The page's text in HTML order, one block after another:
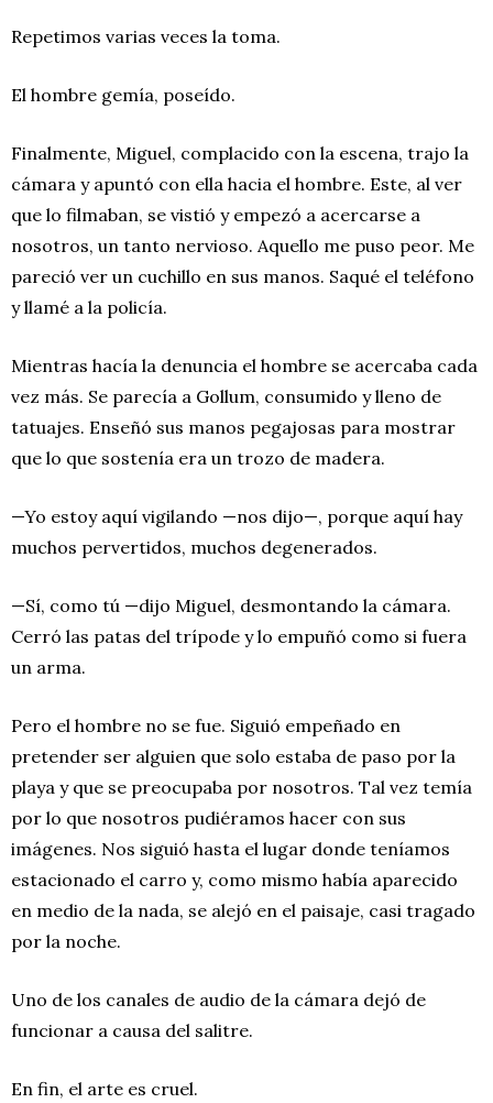
Repetimos varias veces la toma.
El hombre gemía, poseído.
Finalmente, Miguel, complacido con la escena, trajo la
cámara y apuntó con ella hacia el hombre. Este, al ver
que lo filmaban, se vistió y empezó a acercarse a
nosotros, un tanto nervioso. Aquello me puso peor. Me
pareció ver un cuchillo en sus manos. Saqué el teléfono
y llamé a la policía.
Mientras hacía la denuncia el hombre se acercaba cada
vez más. Se parecía a Gollum, consumido y lleno de
tatuajes. Enseñó sus manos pegajosas para mostrar
que lo que sostenía era un trozo de madera.
—Yo estoy aquí vigilando —nos dijo—, porque aquí hay
muchos pervertidos, muchos degenerados.
—Sí, como tú —dijo Miguel, desmontando la cámara.
Cerró las patas del trípode y lo empuñó como si fuera
un arma.
Pero el hombre no se fue. Siguió empeñado en
pretender ser alguien que solo estaba de paso por la
playa y que se preocupaba por nosotros. Tal vez temía
por lo que nosotros pudiéramos hacer con sus
imágenes. Nos siguió hasta el lugar donde teníamos
estacionado el carro y, como mismo había aparecido
en medio de la nada, se alejó en el paisaje, casi tragado
por la noche.
Uno de los canales de audio de la cámara dejó de
funcionar a causa del salitre.
En fin, el arte es cruel.